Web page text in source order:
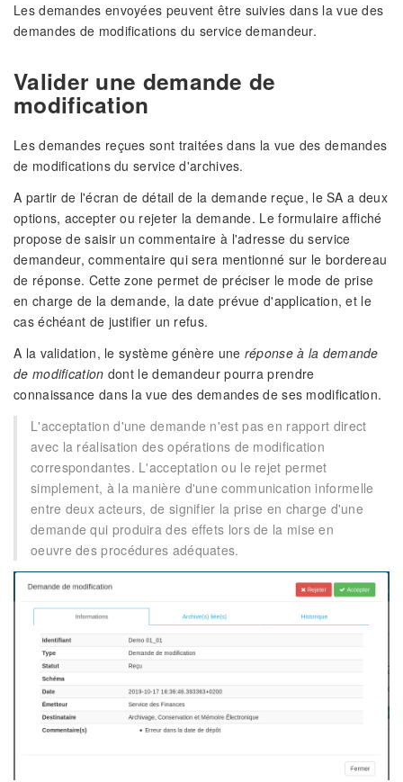
Les demandes envoyées peuvent être suivies dans la vue des
demandes de modifications du service demandeur.
Valider une demande de
modification
Les demandes reçues sont traitées dans la vue des demandes
de modifications du service d'archives.
A partir de l'écran de détail de la demande reçue, le SA a deux
options, accepter ou rejeter la demande. Le formulaire affiché
propose de saisir un commentaire à l'adresse du service
demandeur, commentaire qui sera mentionné sur le bordereau
de réponse. Cette zone permet de préciser le mode de prise
en charge de la demande, la date prévue d'application, et le
cas échéant de justifier un refus.
A la validation, le système génère une réponse à la demande
de modification dont le demandeur pourra prendre
connaissance dans la vue des demandes de ses modification.
L'acceptation d'une demande n'est pas en rapport direct
avec la réalisation des opérations de modification
correspondantes. L'acceptation ou le rejet permet
simplement, à la manière d'une communication informelle
entre deux acteurs, de signifier la prise en charge d'une
demande qui produira des effets lors de la mise en
oeuvre des procédures adéquates.